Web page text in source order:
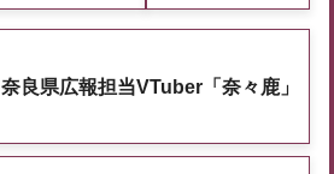
奈良県広報担当VTuber「奈々鹿」